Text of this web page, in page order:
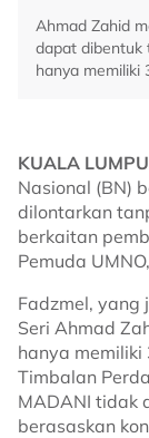
Ahmad Zahid
dapat dibentuk
hanya memiliki
KUALA
Nasional (BN)
dilontarkan
berkaitan
Pemuda
Fadzmel, yang
Seri Ahmad
hanya memiliki
Timbalan
MADANI tidak
berasaskan